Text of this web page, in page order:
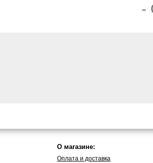
-
О магазине:
Оплата и доставка